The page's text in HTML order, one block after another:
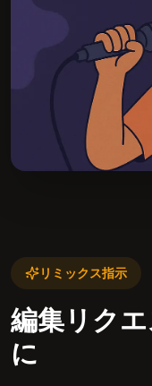
リミックス指示
編集リク
に